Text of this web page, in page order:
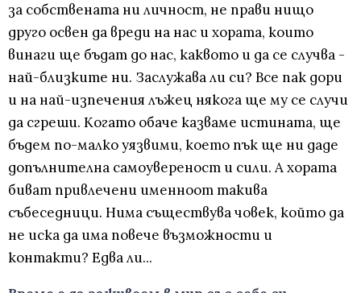
за собствената ни личност, не прави нищо
друго освен да вреди на нас и хората, които
винаги ще бъдат до нас, каквото и да се случва -
най-близките ни. Заслужава ли си? Все пак дори
и на най-изпечения лъжец някога ще му се случи
да сгреши. Когато обаче казваме истината, ще
бъдем по-малко уязвими, което пък ще ни даде
допълнителна самоувереност и сили. А хората
биват привлечени именноот такива
събеседници. Нима съществува човек, който да
не иска да има повече възможности и
контакти? Едва ли...